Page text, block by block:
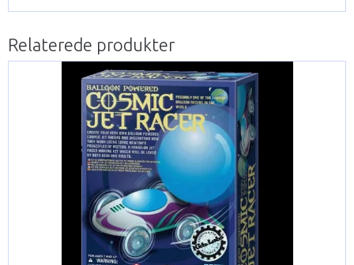
Relaterede produkter